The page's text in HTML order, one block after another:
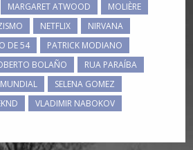
MARGARET ATWOOD
MOLIÈRE
NETFLIX
NIRVANA
DE 54
PATRICK MODIANO
BOLAÑO
RUA PARAÍBA
SELENA GOMEZ
VLADIMIR NABOKOV